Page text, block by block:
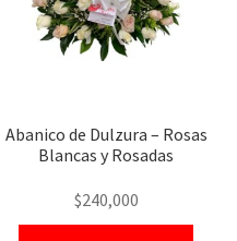
Abanico de Dulzura – Rosas
Blancas y Rosadas
$240,000